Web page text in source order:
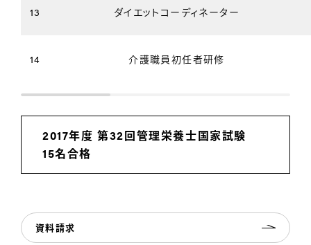
13 ダイエットコーディネーター
14 介護職員初任者研修
2017年度 第32回管理栄養士国家試験
15名合格
資料請求